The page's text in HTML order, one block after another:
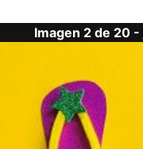
Imagen 2 de 20 -